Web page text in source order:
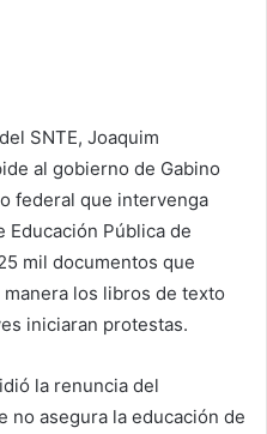
SNTE, Joaquim
al gobierno de Gabino
federal que intervenga
Educación Pública de
mil documentos que
los libros de texto
iniciaran protestas.
la renuncia del
no asegura la educación de